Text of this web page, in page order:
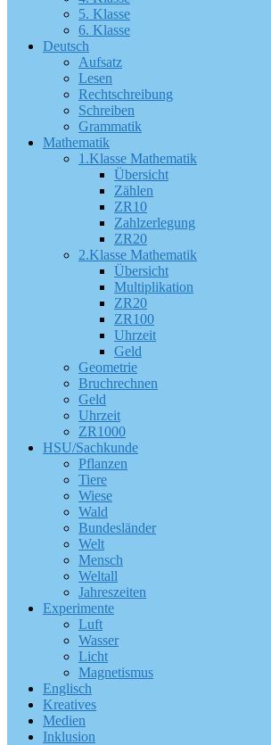
5. Klasse
6. Klasse
Deutsch
Aufsatz
Lesen
Rechtschreibung
Schreiben
Grammatik
Mathematik
1.Klasse Mathematik
Übersicht
Zählen
ZR10
Zahlzerlegung
ZR20
2.Klasse Mathematik
Übersicht
Multiplikation
ZR20
ZR100
Uhrzeit
Geld
Geometrie
Bruchrechnen
Geld
Uhrzeit
ZR1000
HSU/Sachkunde
Pflanzen
Tiere
Wiese
Wald
Bundesländer
Welt
Mensch
Weltall
Jahreszeiten
Experimente
Luft
Wasser
Licht
Magnetismus
Englisch
Kreatives
Medien
Inklusion